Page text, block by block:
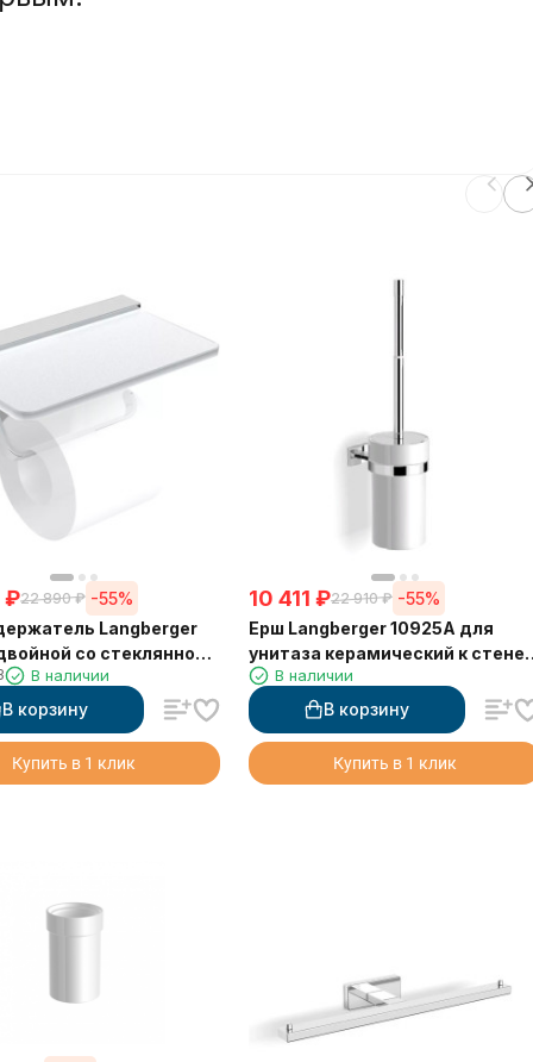
₽22 890 ₽ -55%
Langberger
со стеклянной
В наличии
В корзину
Купить в 1 клик
10 411 ₽22 910 ₽ -55%
Ерш Langberger 10925A для
унитаза керамический к стене
круглый
В наличии
В корзину
Купить в 1 клик